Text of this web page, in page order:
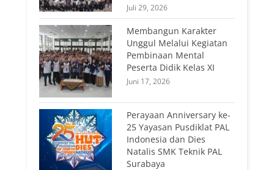
Juli 29, 2026
Membangun Karakter
Unggul Melalui Kegiatan
Pembinaan Mental
Peserta Didik Kelas XI
Juni 17, 2026
Perayaan Anniversary ke-
25 Yayasan Pusdiklat PAL
Indonesia dan Dies
Natalis SMK Teknik PAL
Surabaya